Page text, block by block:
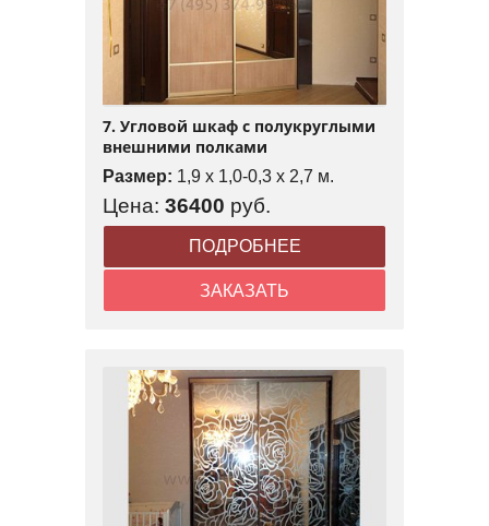
7. Угловой шкаф с полукруглыми
внешними полками
Размер: 1,9 x 1,0-0,3 x 2,7 м.
Цена: 36400 руб.
ПОДРОБНЕЕ
ЗАКАЗАТЬ